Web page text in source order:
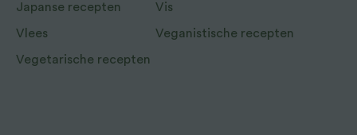
Japanse recepten Vis
Vlees Veganistische recepten
Vegetarische recepten